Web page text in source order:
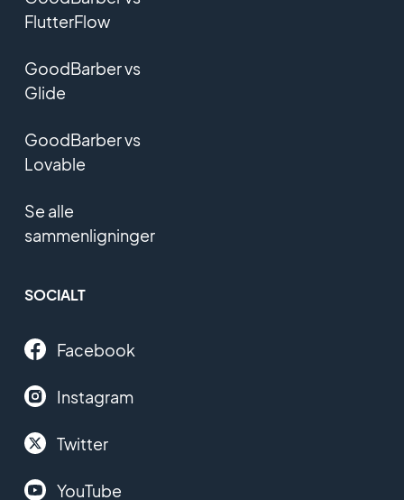
FlutterFlow
GoodBarber vs
Glide
GoodBarber vs
Lovable
Se alle
sammenligninger
SOCIALT
Facebook
Instagram
Twitter
YouTube